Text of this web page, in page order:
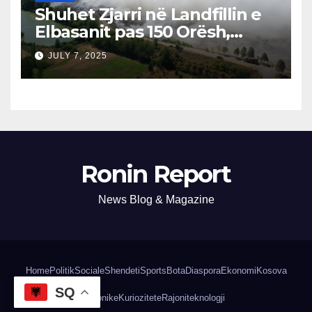
Shuhet Zjarri në Landfillin e
Elbasanit pas 150 Orësh,
Fillon Vlerësimi i Dëmeve
JULY 7, 2025
Ronin Report
News Blog & Magazine
HomePolitikSocialeShendetiSports BotaDiasporaEkonomi Kosova
KronikeKurioziteteRajoniteknologji
SQ